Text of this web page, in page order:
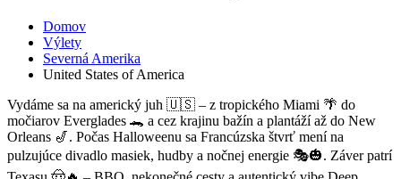
Domov
Výlety
Severná Amerika
United States of America
Vydáme sa na americký juh 🇺🇸 – z tropického Miami 🌴 do
močiarov Everglades 🐊 a cez krajinu bažín a plantáží až do New
Orleans 🎷. Počas Halloweenu sa Francúzska štvrť mení na
pulzujúce divadlo masiek, hudby a nočnej energie 🎭🎃. Záver patrí